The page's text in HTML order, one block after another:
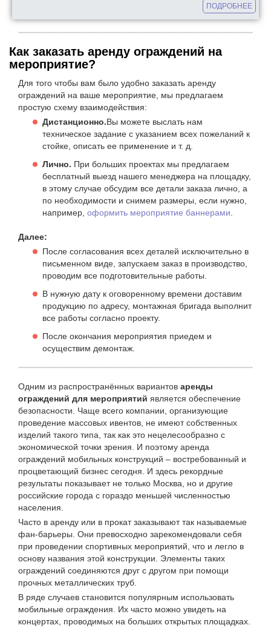
ПОДРОБНЕЕ
Как заказать аренду ограждений на
мероприятие?
Для того чтобы вам было удобно заказать аренду
ограждений на ваше мероприятие, мы предлагаем
простую схему взаимодействия:
Дистанционно.Вы можете выслать нам
техническое задание с указанием всех пожеланий к
стойке, описать ее применение и т. д.
Лично. При больших проектах мы предлагаем
бесплатный выезд нашего менеджера на площадку,
в этому случае обсудим все детали заказа лично, а
по необходимости и снимем размеры, если нужно,
например, оформить мероприятие баннерами
Далее:
После согласования всех деталей исключительно в
письменном виде, запускаем заказ в производство,
проводим все подготовительные работы.
В нужную дату к оговоренному времени доставим
продукцию по адресу, монтажная бригада выполнит
все работы согласно проекту.
После окончания мероприятия приедем и
осуществим демонтаж.
Одним из распространённых вариантов аренды
ограждений для мероприятий является обеспечение
безопасности. Чаще всего компании, организующие
проведение массовых ивентов, не имеют собственных
изделий такого типа, так как это нецелесообразно с
экономической точки зрения. И поэтому аренда
ограждений мобильных конструкций – востребованный и
процветающий бизнес сегодня. И здесь рекордные
результаты показывает не только Москва, но и другие
российские города с гораздо меньшей численностью
населения.
Часто в аренду или в прокат заказывают так называемые
фан-барьеры. Они превосходно зарекомендовали себя
при проведении спортивных мероприятий, что и легло в
основу названия этой конструкции. Элементы таких
ограждений соединяются друг с другом при помощи
прочных металлических труб.
В ряде случаев становится популярным использовать
мобильные ограждения. Их часто можно увидеть на
концертах, проводимых на больших открытых площадках.